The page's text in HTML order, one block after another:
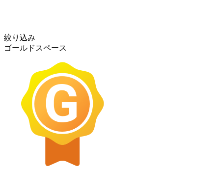
絞り込み
ゴールドスペース